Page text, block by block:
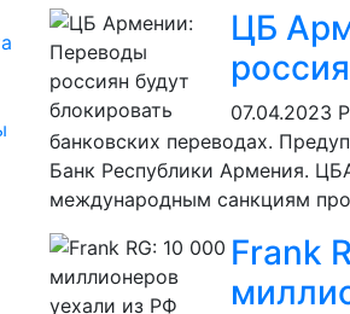
ЦБ
07.04.2023
банковских переводах.
Банк Республики Армения.
международным санкциям
Frank